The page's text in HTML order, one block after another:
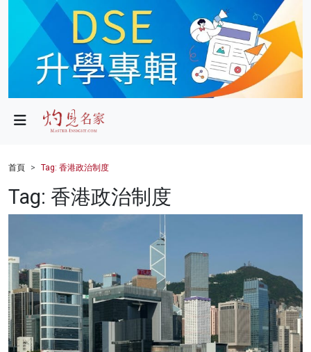
政局
財經
健康
科技
影片
名家榜
首頁 Tag: 香港政治制度
Tag: 香港政治制度